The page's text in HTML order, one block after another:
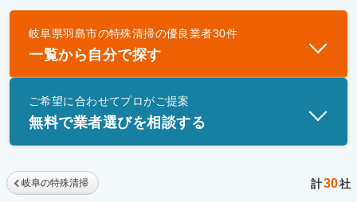
優良業者とは
一般財団法人遺品整理認定協会、および一般社団法
士」資格を持つ事業者のみ掲載しています。
岐阜県羽島市の特殊清掃の優良業者30件
一覧から自分で探す
ご希望に合わせてプロがご提案
無料で業者選びを相談する
岐阜の特殊清掃 計30社